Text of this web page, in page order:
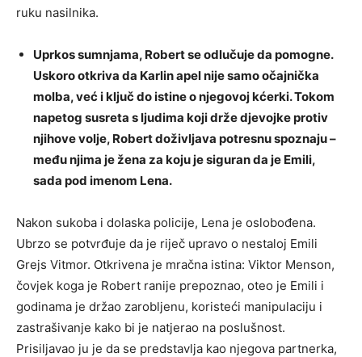
ruku nasilnika.
Uprkos sumnjama, Robert se odlučuje da pomogne.
Uskoro otkriva da Karlin apel nije samo očajnička
molba, već i ključ do istine o njegovoj kćerki. Tokom
napetog susreta s ljudima koji drže djevojke protiv
njihove volje, Robert doživljava potresnu spoznaju –
među njima je žena za koju je siguran da je Emili,
sada pod imenom Lena.
Nakon sukoba i dolaska policije, Lena je oslobođena.
Ubrzo se potvrđuje da je riječ upravo o nestaloj Emili
Grejs Vitmor. Otkrivena je mračna istina: Viktor Menson,
čovjek koga je Robert ranije prepoznao, oteo je Emili i
godinama je držao zarobljenu, koristeći manipulaciju i
zastrašivanje kako bi je natjerao na poslušnost.
Prisiljavao ju je da se predstavlja kao njegova partnerka,